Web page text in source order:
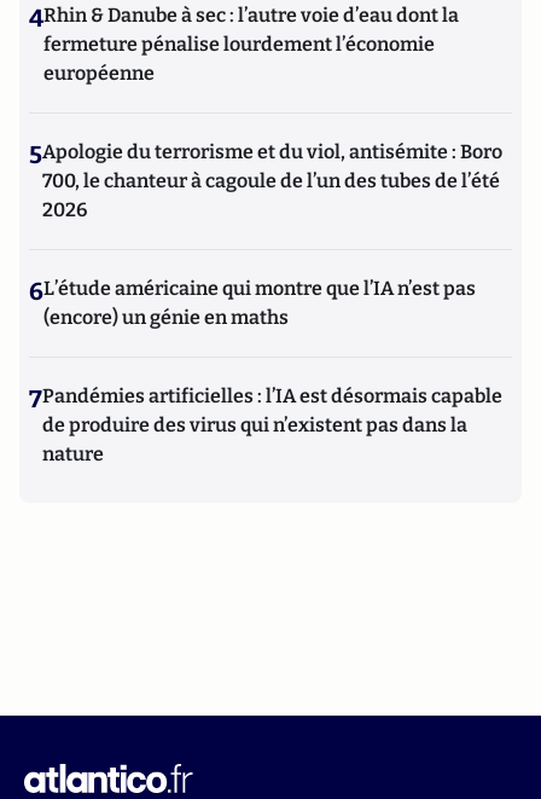
4Rhin & Danube à sec : l’autre voie d’eau dont la
fermeture pénalise lourdement l’économie
européenne
5Apologie du terrorisme et du viol, antisémite : Boro
700, le chanteur à cagoule de l’un des tubes de l’été
2026
6L’étude américaine qui montre que l’IA n’est pas
(encore) un génie en maths
7Pandémies artificielles : l’IA est désormais capable
de produire des virus qui n’existent pas dans la
nature